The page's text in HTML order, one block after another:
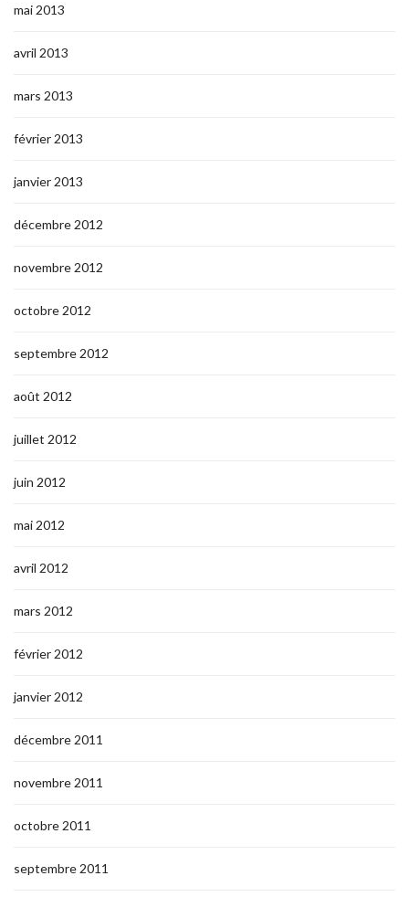
mai 2013
avril 2013
mars 2013
février 2013
janvier 2013
décembre 2012
novembre 2012
octobre 2012
septembre 2012
août 2012
juillet 2012
juin 2012
mai 2012
avril 2012
mars 2012
février 2012
janvier 2012
décembre 2011
novembre 2011
octobre 2011
septembre 2011